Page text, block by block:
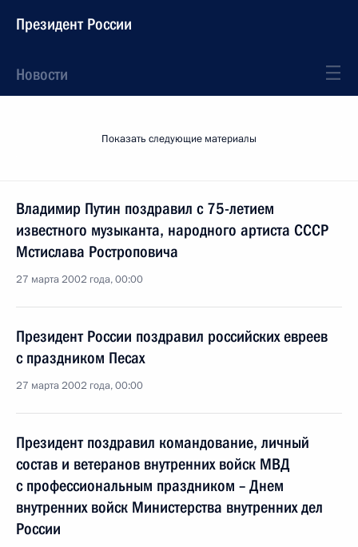
Президент России
Новости
Показать следующие материалы
Владимир Путин поздравил с 75-летием
известного музыканта, народного артиста СССР
Мстислава Ростроповича
27 марта 2002 года, 00:00
Президент России поздравил российских евреев
с праздником Песах
27 марта 2002 года, 00:00
Президент поздравил командование, личный
состав и ветеранов внутренних войск МВД
с профессиональным праздником – Днем
внутренних войск Министерства внутренних дел
России